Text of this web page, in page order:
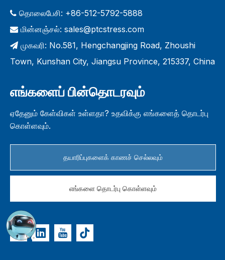
 தொலைபேசி: +86-512-5792-5888
 மின்னஞ்சல்: sales@ptcstress.com
 முகவரி: No.581, Hengchangjing Road, Zhoushi
Town, Kunshan City, Jiangsu Province, 215337, China
எங்களைப் பின்தொடரவும்
ஏதேனும் கேள்விகள் உள்ளதா? உதவிக்கு எங்களைத் தொடர்பு
கொள்ளவும்.
தயாரிப்புகளைக் காணச் செல்லவும்
எங்களை தொடர்பு கொள்ளவும்